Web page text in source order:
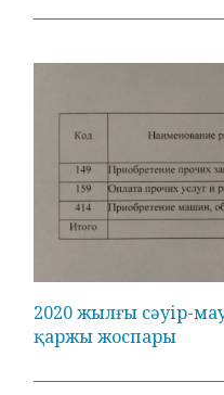
2020 жылғы сәуір-
қаржы жоспары